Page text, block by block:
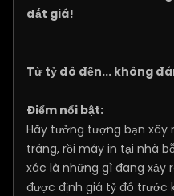
đắt giá!
Từ tỷ đô đến... không
Điểm nổi bật:
Hãy tưởng tượng bạn
tráng, rồi máy in tại nhà
xác là những gì đang xảy
được định giá tỷ đô trước